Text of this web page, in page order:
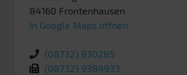
84160 Frontenhausen
In Google Maps öffnen
(08732) 930285
(08732) 9384933